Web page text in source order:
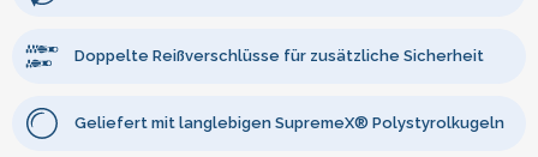
Doppelte Reißverschlüsse für zusätzliche Sicherheit
Geliefert mit langlebigen SupremeX® Polystyrolkugeln